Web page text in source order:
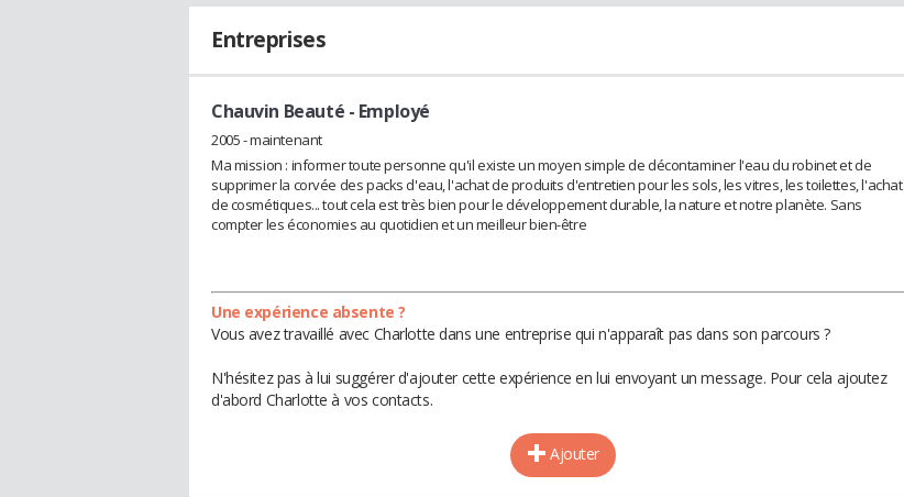
Entreprises
Chauvin Beauté - Employé
2005 - maintenant
Ma mission : informer toute personne qu'il existe un moyen simple de décontaminer l'eau du robinet et de
supprimer la corvée des packs d'eau, l'achat de produits d'entretien pour les sols, les vitres, les toilettes, l'achat
de cosmétiques... tout cela est très bien pour le développement durable, la nature et notre planète. Sans
compter les économies au quotidien et un meilleur bien-être
Une expérience absente ?
Vous avez travaillé avec Charlotte dans une entreprise qui n'apparaît pas dans son parcours ?
N'hésitez pas à lui suggérer d'ajouter cette expérience en lui envoyant un message. Pour cela ajoutez
d'abord Charlotte à vos contacts.
Ajouter